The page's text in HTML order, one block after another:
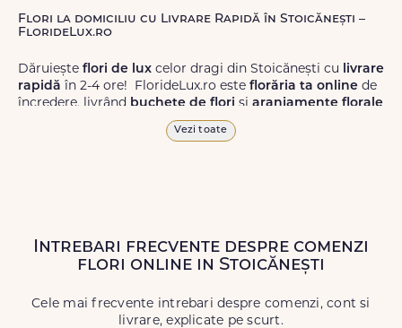
Flori la domiciliu cu Livrare Rapidă în Stoicănești –
FlorideLux.ro
Dăruiește flori de lux celor dragi din Stoicănești cu livrare
rapidă în 2-4 ore! FlorideLux.ro este florăria ta online de
încredere, livrând buchete de flori și aranjamente florale
de calitate superioară în Stoicănești și în toată România.
Livrăm buchete de florichiar și în weekend, pentru ca tu
să poți adresa un gest frumos atunci când ai nevoie.
Vezi toate
Intrebari frecvente despre comenzi
flori online in Stoicănești
Cele mai frecvente intrebari despre comenzi, cont si
livrare, explicate pe scurt.